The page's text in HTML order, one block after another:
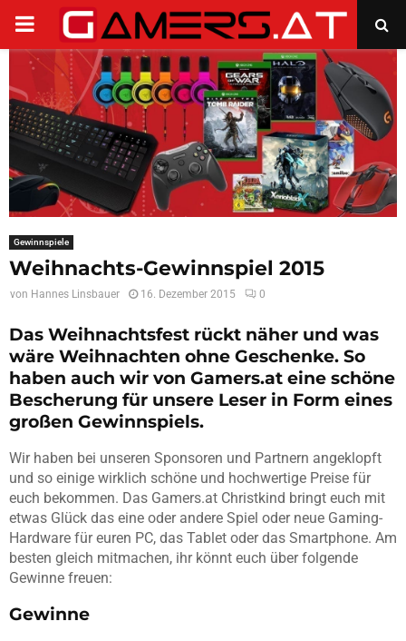
PRIMARY
MENU
Gewinnspiele
Weihnachts-Gewinnspiel 2015
von Hannes Linsbauer 16. Dezember 2015 0
Das Weihnachtsfest rückt näher und was
wäre Weihnachten ohne Geschenke. So
haben auch wir von Gamers.at eine schöne
Bescherung für unsere Leser in Form eines
großen Gewinnspiels.
Wir haben bei unseren Sponsoren und Partnern angeklopft
und so einige wirklich schöne und hochwertige Preise für
euch bekommen. Das Gamers.at Christkind bringt euch mit
etwas Glück das eine oder andere Spiel oder neue Gaming-
Hardware für euren PC, das Tablet oder das Smartphone. Am
besten gleich mitmachen, ihr könnt euch über folgende
Gewinne freuen:
Gewinne